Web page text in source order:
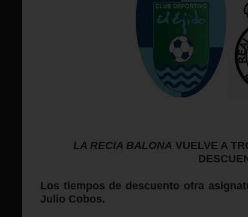
LA RECIA BALONA VUELVE A
Los tiempos de descuento otra
Julio Cobos.